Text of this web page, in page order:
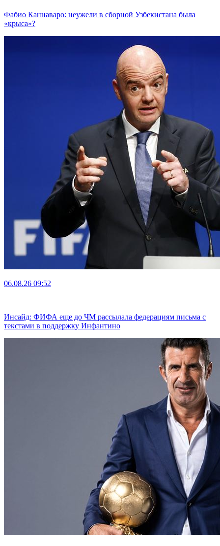
Фабио Каннаваро: неужели в сборной Узбекистана была
«крыса»?
06.08.26 09:52
Инсайд: ФИФА еще до ЧМ рассылала федерациям письма с
текстами в поддержку Инфантино